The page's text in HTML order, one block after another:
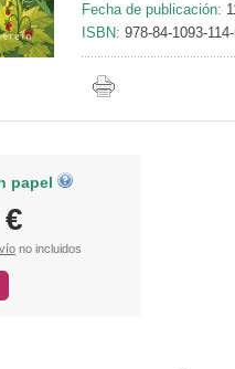
Fecha de publicación:
ISBN: 978-84-1093-
papel
no incluidos